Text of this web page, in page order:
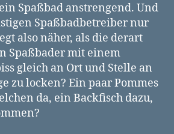
Spaßbad anstrengend. Und
Spaßbadbetreiber nur
also näher, als die derart
Spaßbader mit einem
gleich an Ort und Stelle an
zu locken? Ein paar Pommes
da, ein Backfisch dazu,